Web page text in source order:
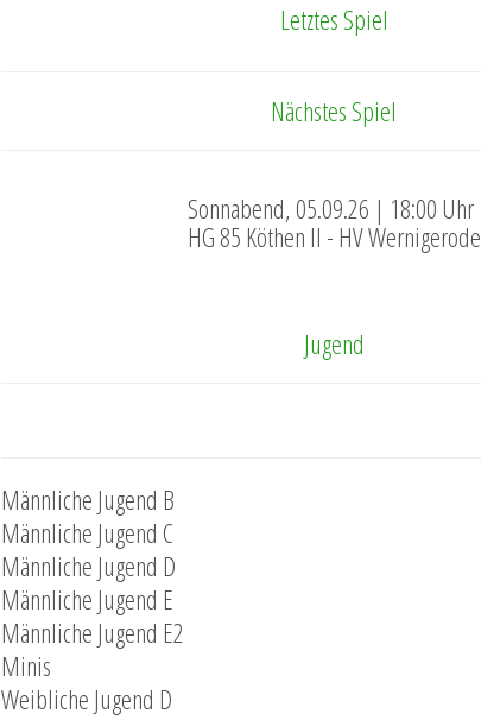
Letztes Spiel
Nächstes Spiel
Sonnabend, 05.09.26 | 18:00 Uhr
HG 85 Köthen II - HV Wernigerode
Jugend
Männliche Jugend B
Männliche Jugend C
Männliche Jugend D
Männliche Jugend E
Männliche Jugend E2
Minis
Weibliche Jugend D